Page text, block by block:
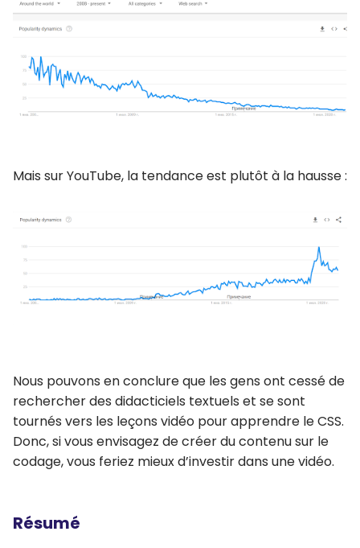
Mais sur YouTube, la tendance est plutôt à la hausse :
Nous pouvons en conclure que les gens ont cessé de
rechercher des didacticiels textuels et se sont
tournés vers les leçons vidéo pour apprendre le CSS.
Donc, si vous envisagez de créer du contenu sur le
codage, vous feriez mieux d’investir dans une vidéo.
Résumé